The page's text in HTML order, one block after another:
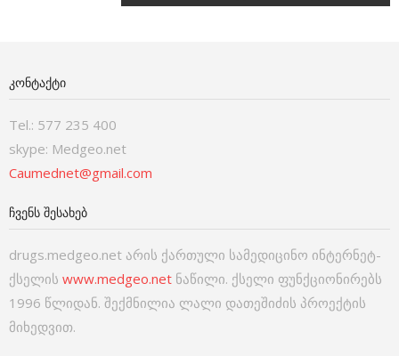
ᲙᲝᲜᲢᲐᲥᲢᲘ
Tel.: 577 235 400
skype: Medgeo.net
Caumednet@gmail.com
ᲩᲕᲔᲜᲡ ᲨᲔᲡᲐᲮᲔᲑ
drugs.medgeo.net არის ქართული სამედიცინო ინტერნეტ-
ქსელის www.medgeo.net ნაწილი. ქსელი ფუნქციონირებს
1996 წლიდან. შექმნილია ლალი დათეშიძის პროექტის
მიხედვით.